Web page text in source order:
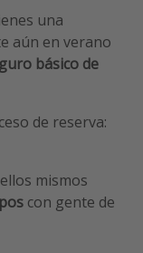
una
aún en verano
básico de
de reserva:
mismos
con gente de